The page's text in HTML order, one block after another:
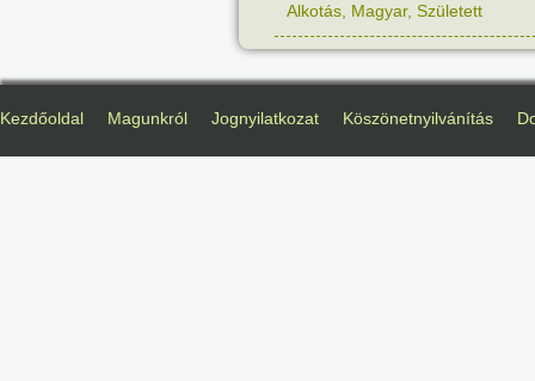
Alkotás Magyar, Született
Kezdőoldal Magunkról Jognyilatkozat Köszönetnyilvánítás